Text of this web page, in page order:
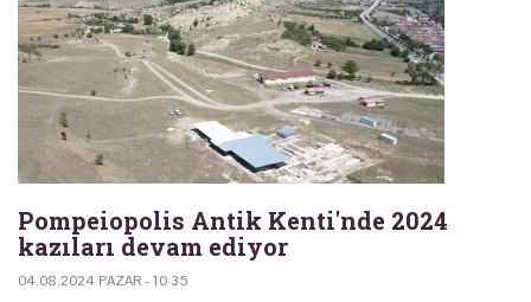
Pompeiopolis Antik Kenti'nde 2024
kazıları devam ediyor
04.08.2024 PAZAR - 10:35